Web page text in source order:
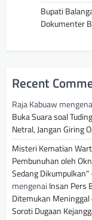
Bupati
Dokumenter
Recent
Raja Kabuaw
Buka Suara soal
Netral, Jangan Giring
Misteri Kematian
Pembunuhan oleh
Sedang
mengenai Insan Pers
Ditemukan Meninggal
Soroti Dugaan